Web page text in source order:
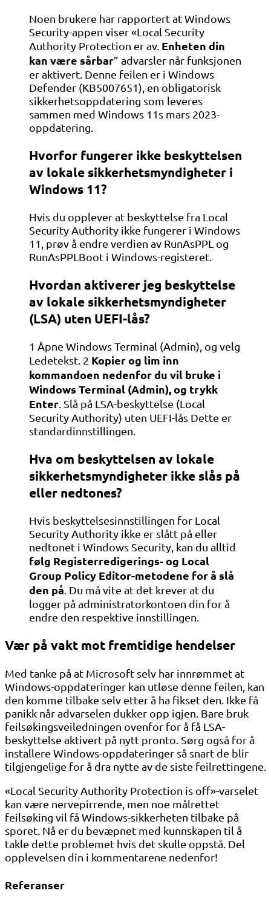
Noen brukere har rapportert at Windows
Security-appen viser «Local Security
Authority Protection er av. Enheten din
kan være sårbar” advarsler når funksjonen
er aktivert. Denne feilen er i Windows
Defender (KB5007651), en obligatorisk
sikkerhetsoppdatering som leveres
sammen med Windows 11s mars 2023-
oppdatering.
Hvorfor fungerer ikke beskyttelsen
av lokale sikkerhetsmyndigheter i
Windows 11?
Hvis du opplever at beskyttelse fra Local
Security Authority ikke fungerer i Windows
11, prøv å endre verdien av RunAsPPL og
RunAsPPLBoot i Windows-registeret.
Hvordan aktiverer jeg beskyttelse
av lokale sikkerhetsmyndigheter
(LSA) uten UEFI-lås?
1 Åpne Windows Terminal (Admin), og velg
Ledetekst. 2 Kopier og lim inn
kommandoen nedenfor du vil bruke i
Windows Terminal (Admin), og trykk
Enter. Slå på LSA-beskyttelse (Local
Security Authority) uten UEFI-lås Dette er
standardinnstillingen.
Hva om beskyttelsen av lokale
sikkerhetsmyndigheter ikke slås på
eller nedtones?
Hvis beskyttelsesinnstillingen for Local
Security Authority ikke er slått på eller
nedtonet i Windows Security, kan du alltid
følg Registerredigerings- og Local
Group Policy Editor-metodene for å slå
den på. Du må vite at det krever at du
logger på administratorkontoen din for å
endre den respektive innstillingen.
Vær på vakt mot fremtidige hendelser
Med tanke på at Microsoft selv har innrømmet at
Windows-oppdateringer kan utløse denne feilen, kan
den komme tilbake selv etter å ha fikset den. Ikke få
panikk når advarselen dukker opp igjen. Bare bruk
feilsøkingsveiledningen ovenfor for å få LSA-
beskyttelse aktivert på nytt pronto. Sørg også for å
installere Windows-oppdateringer så snart de blir
tilgjengelige for å dra nytte av de siste feilrettingene.
«Local Security Authority Protection is off»-varselet
kan være nervepirrende, men noe målrettet
feilsøking vil få Windows-sikkerheten tilbake på
sporet. Nå er du bevæpnet med kunnskapen til å
takle dette problemet hvis det skulle oppstå. Del
opplevelsen din i kommentarene nedenfor!
Referanser